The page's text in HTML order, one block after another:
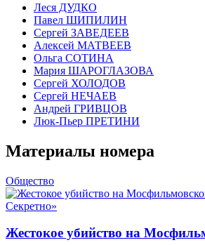
Леся ДУДКО
Павел ШИПИЛИН
Сергей ЗАВЕДЕЕВ
Алексей МАТВЕЕВ
Ольга СОТИНА
Мария ШАРОГЛАЗОВА
Сергей ХОЛОДОВ
Сергей НЕЧАЕВ
Андрей ГРИВЦОВ
Люк-Пьер ПРЕТИНИ
Материалы номера
Общество
Жестокое убийство на